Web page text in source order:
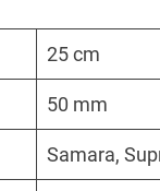
25 cm
50 mm
Samara,